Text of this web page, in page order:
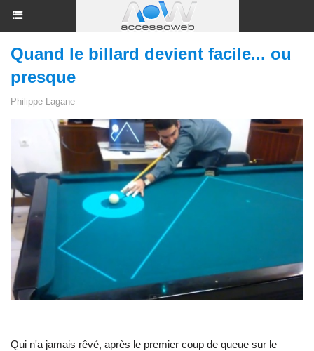
Quand le billard devient facile... ou
presque
Philippe Lagane
Qui n'a jamais rêvé, après le premier coup de queue sur le